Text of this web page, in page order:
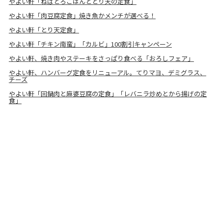
やよい軒「肉豆腐定食」焼き魚かメンチが選べる！
やよい軒「とり天定食」
やよい軒「チキン南蛮」「カルビ」100割引キャンペーン
やよい軒、焼き肉やステーキをさっぱり食べる「おろしフェア」
やよい軒、ハンバーグ定食をリニューアル。てりマヨ、デミグラス、
チーズ
やよい軒「回鍋肉と麻婆豆腐の定食」「レバニラ炒めとから揚げの定
食」